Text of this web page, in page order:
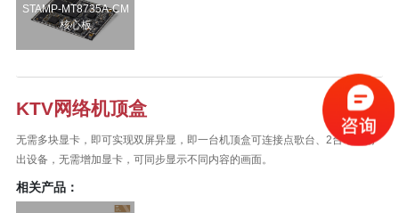
STAMP-MT8735A-CM
核心板
KTV网络机顶盒
无需多块显卡，即可实现双屏异显，即一台机顶盒可连接点歌台、2台电视输
出设备，无需增加显卡，可同步显示不同内容的画面。
相关产品：